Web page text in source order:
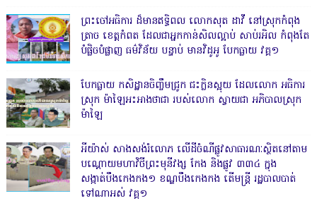
ព្រះចៅអធិការ ដ៏មានឥទ្ធិពល លោកសុត ដាវី នៅស្រុកកំពុង
ត្រាច ខេត្តកំពត ដែលជាអ្នកកាន់សិលល្អាប់ សាប់រអិល កំពុងតែ
បំផ្លិចបំផ្លាញ ធម៌វិន័យ បន្ទាប់ មានវិដូអូ បែកធ្លាយ វគ្គ១
បែកធ្លាយ កសិដ្ឋានចិញ្ចឹមជ្រូក ជះក្លិនស្អុយ ដែលលោក អធិការ
ស្រុក ម៉ាឡៃអះអាងថាជា របស់លោក ស្វាយជា អភិបាលស្រុក
ម៉ាឡៃ
អីយ៉ាស់ សាងសង់រំលោភ លើដីចំណីផ្លូវសាធារណៈស្ថិតនៅតាម
បណ្ដោយមហាវិថីព្រះមុនីវង្ស កែង និងផ្លូវ ៣៣៤ ក្នុង
សង្កាត់បឹងកេងកង១ ខណ្ឌបឹងកេងកង តើមន្ត្រី រដ្ឋបាលបាត់
ទៅណាអស់ វគ្គ១